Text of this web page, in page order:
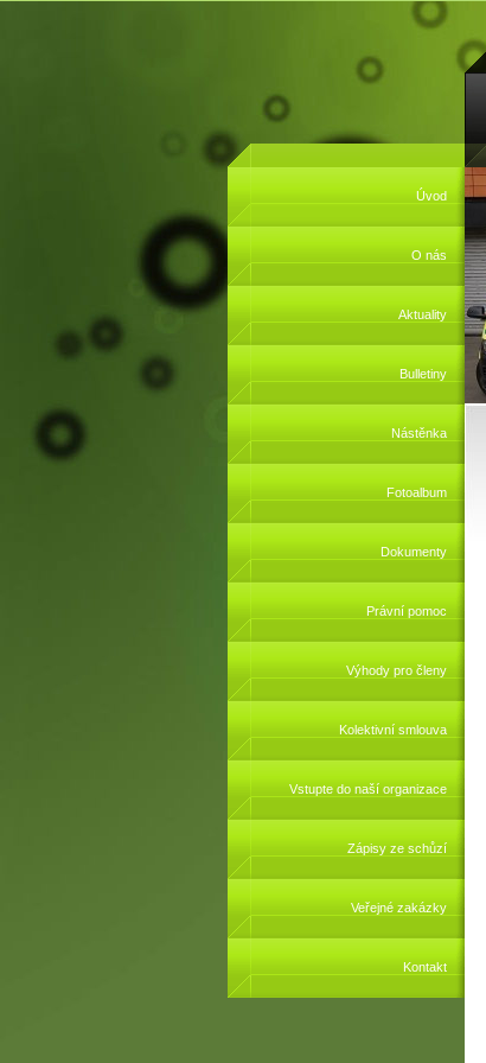
Úvod
O nás
Aktuality
Bulletiny
Nástěnka
Fotoalbum
Dokumenty
Právní pomoc
Výhody pro členy
Kolektivní smlouva
Vstupte do naší organizace
Zápisy ze schůzí
Veřejné zakázky
Kontakt